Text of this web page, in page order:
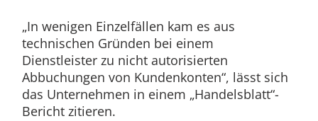
„In wenigen Einzelfällen kam es aus
technischen Gründen bei einem
Dienstleister zu nicht autorisierten
Abbuchungen von Kundenkonten“, lässt sich
das Unternehmen in einem „Handelsblatt“-
Bericht zitieren.